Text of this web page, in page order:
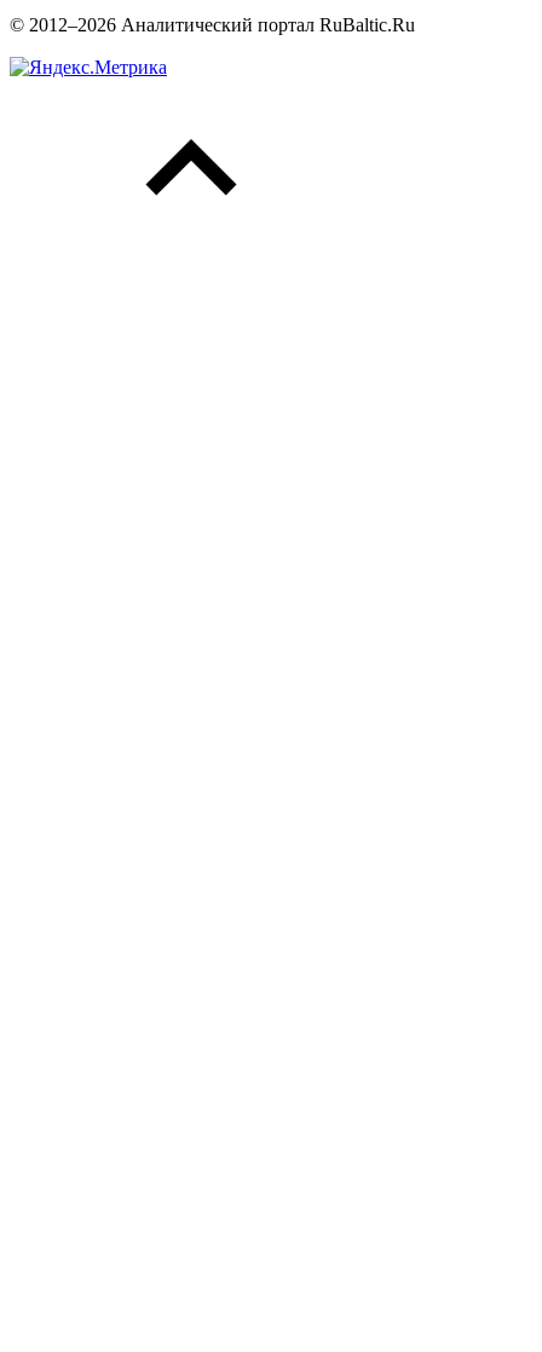
© 2012–2026 Аналитический портал RuBaltic.Ru